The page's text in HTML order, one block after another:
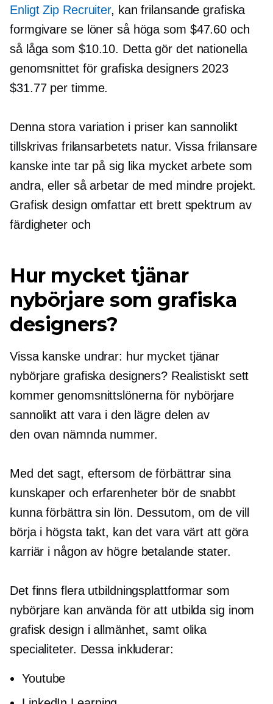
Enligt Zip Recruiter, kan frilansande grafiska
formgivare se löner så höga som $47.60 och
så låga som $10.10. Detta gör det nationella
genomsnittet för grafiska designers 2023
$31.77 per timme.
Denna stora variation i priser kan sannolikt
tillskrivas frilansarbetets natur. Vissa frilansare
kanske inte tar på sig lika mycket arbete som
andra, eller så arbetar de med mindre projekt.
Grafisk design omfattar ett brett spektrum av
färdigheter och
Hur mycket tjänar
nybörjare som grafiska
designers?
Vissa kanske undrar: hur mycket tjänar
nybörjare grafiska designers? Realistiskt sett
kommer genomsnittslönerna för nybörjare
sannolikt att vara i den lägre delen av
den ovan nämndanummer.
Med det sagt, eftersom de förbättrar sina
kunskaper och erfarenheter bör de snabbt
kunna förbättra sin lön. Dessutom, om de vill
börja i högsta takt, kan det vara värt att göra
karriär i någon av högre betalandestater.
Det finns flera utbildningsplattformar som
nybörjare kan använda för att utbilda sig inom
grafisk design i allmänhet, samt olika
specialiteter. Dessa inkluderar:
Youtube